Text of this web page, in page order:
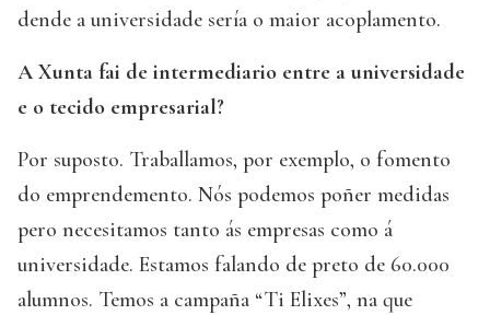
dende a universidade sería o maior acoplamento.
A Xunta fai de intermediario entre a universidade
e o tecido empresarial?
Por suposto. Traballamos, por exemplo, o fomento
do emprendemento. Nós podemos poñer medidas
pero necesitamos tanto ás empresas como á
universidade. Estamos falando de preto de 60.000
alumnos. Temos a campaña “Ti Elixes”, na que